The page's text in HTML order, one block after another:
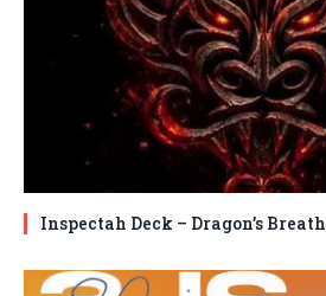
Inspectah Deck – Dragon’s Breath